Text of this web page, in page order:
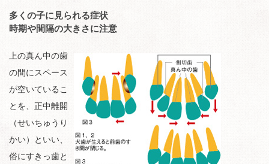
多くの子に見られる症状
時期や間隔の大きさに注意
上の真ん中の歯
の間にスペース
が空いているこ
とを、正中離開
（せいちゅうり
かい）といい、
俗にすきっ歯と